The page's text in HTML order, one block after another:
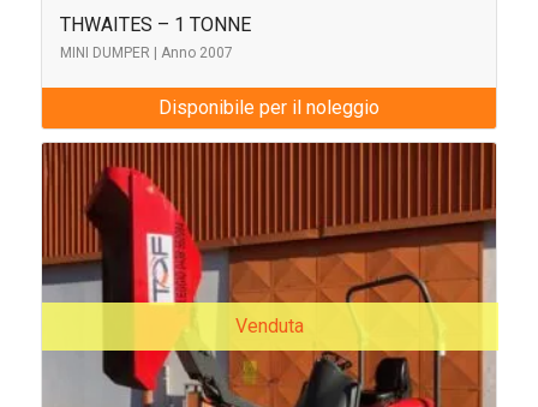
THWAITES – 1 TONNE
MINI DUMPER | Anno 2007
Disponibile per il noleggio
Venduta